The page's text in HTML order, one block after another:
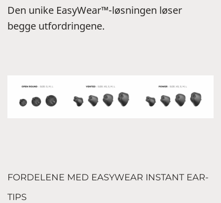
Den unike EasyWear™-løsningen løser
begge utfordringene.
FORDELENE MED EASYWEAR INSTANT EAR-
TIPS